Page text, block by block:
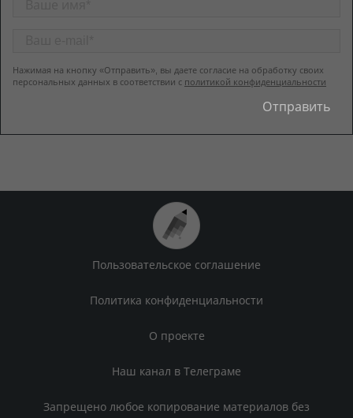
Нажимая на кнопку «Отправить», вы даете согласие на обработку своих
персональных данных в соответствии с политикой конфиденциальности
Пользовательское соглашение
Политика конфиденциальности
О проекте
Наш канал в Телеграме
Запрещено любое копирование материалов без